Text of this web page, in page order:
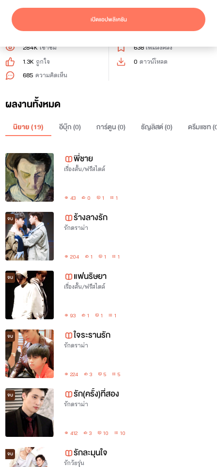
เปิดแอปพลิเคชัน
ติดตาม
284K เข้าชม
1.3K ถูกใจ
685 ความคิดเห็น
638 เพิ่มลงคลัง
0 ดาวน์โหลด
ผลงานทั้งหมด
นิยาย (19) อีบุ๊ก (0) การ์ตูน (0) ธัญลิสต์ (0) ดรีมแชท (
พี่ชาย
เรื่องสั้น/ฟรีสไตล์
43 0 1 1
จบ ร้างลางรัก
รักดราม่า
204 1 1 1
จบ แฟนริษยา
เรื่องสั้น/ฟรีสไตล์
93 1 1 1
จบ ใจระรานรัก
รักดราม่า
224 3 5 5
จบ รัก(ครั้ง)​ที่สอง
รักดราม่า
412 3 10 10
จบ รักละมุนใจ
รักวัยรุ่น